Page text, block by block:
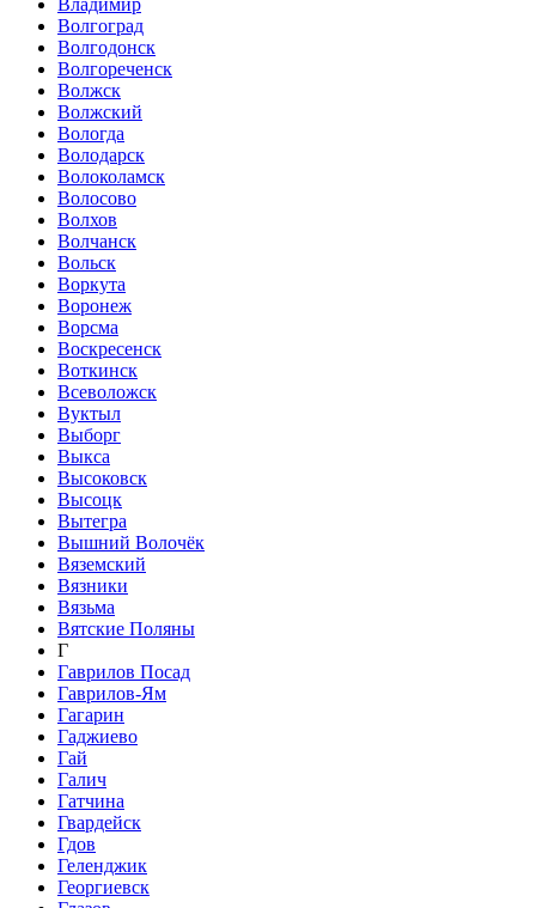
Волгоград
Волгодонск
Волгореченск
Волжск
Волжский
Вологда
Володарск
Волоколамск
Волосово
Волхов
Волчанск
Вольск
Воркута
Воронеж
Ворсма
Воскресенск
Воткинск
Всеволожск
Вуктыл
Выборг
Выкса
Высоковск
Высоцк
Вытегра
Вышний Волочёк
Вяземский
Вязники
Вязьма
Вятские Поляны
Г
Гаврилов Посад
Гаврилов-Ям
Гагарин
Гаджиево
Гай
Галич
Гатчина
Гвардейск
Гдов
Геленджик
Георгиевск